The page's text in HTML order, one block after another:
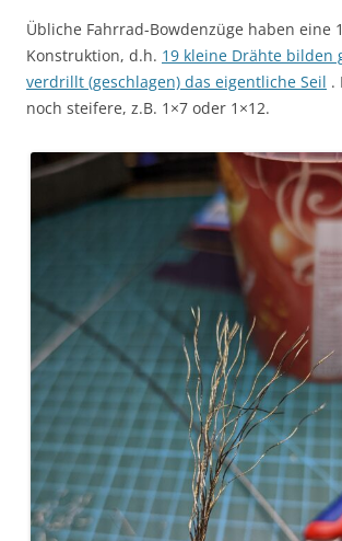
Übliche Fahrrad-Bowdenzüge haben eine
Konstruktion, d.h. 19 kleine Drähte bilden
verdrillt (geschlagen) das eigentliche Seil .
noch steifere, z.B. 1×7 oder 1×12.